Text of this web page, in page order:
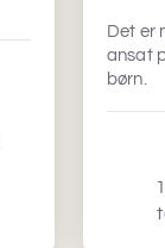
Det er
ansat
børn.